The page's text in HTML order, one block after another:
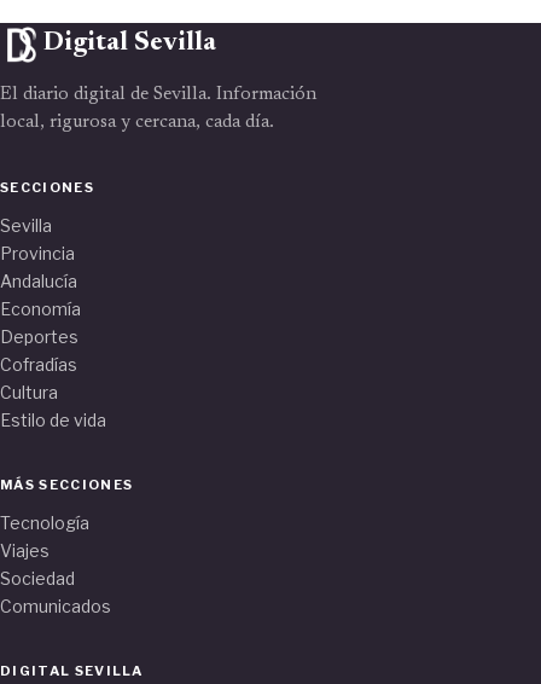
Digital Sevilla
El diario digital de Sevilla. Información
local, rigurosa y cercana, cada día.
SECCIONES
Sevilla
Provincia
Andalucía
Economía
Deportes
Cofradías
Cultura
Estilo de vida
MÁS SECCIONES
Tecnología
Viajes
Sociedad
Comunicados
DIGITAL SEVILLA